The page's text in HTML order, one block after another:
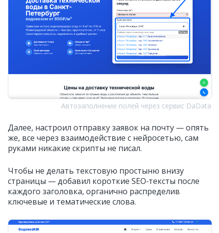
Автозаполнение полей через сервис DaData
Далее, настроил отправку заявок на почту — опять
же, все через взаимодействие с нейросетью, сам
руками никакие скрипты не писал.
Чтобы не делать текстовую простыню внизу
страницы — добавил короткие SEO‑тексты после
каждого заголовка, органично распределив
ключевые и тематические слова.